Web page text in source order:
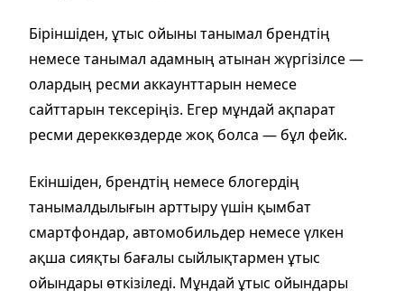
Біріншіден, ұтыс ойыны танымал брендтің
немесе танымал адамның атынан жүргізілсе —
олардың ресми аккаунттарын немесе
сайттарын тексеріңіз. Егер мұндай ақпарат
ресми дереккөздерде жоқ болса — бұл фейк.
Екіншіден, брендтің немесе блогердің
танымалдылығын арттыру үшін қымбат
смартфондар, автомобильдер немесе үлкен
ақша сияқты бағалы сыйлықтармен ұтыс
ойындары өткізіледі. Мұндай ұтыс ойындары